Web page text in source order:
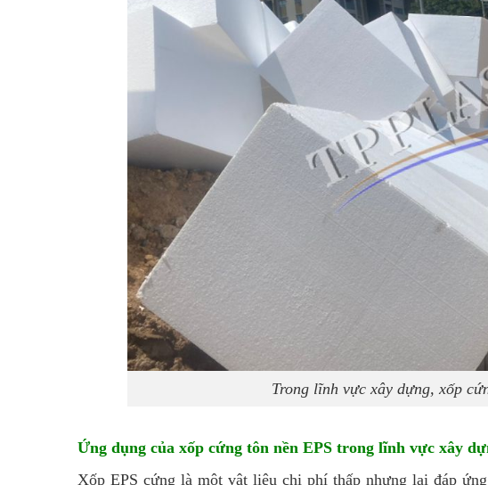
Trong lĩnh vực xây dựng, xốp
Ứng dụng của xốp cứng tôn nền EPS trong lĩnh vực xây
Xốp EPS cứng là một vật liệu chi phí thấp nhưng lại đáp